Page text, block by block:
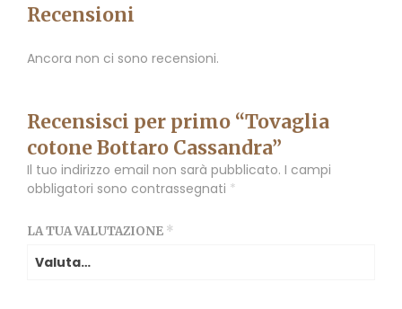
Recensioni
Ancora non ci sono recensioni.
Recensisci per primo “Tovaglia
cotone Bottaro Cassandra”
Il tuo indirizzo email non sarà pubblicato. I campi
obbligatori sono contrassegnati *
LA TUA VALUTAZIONE *